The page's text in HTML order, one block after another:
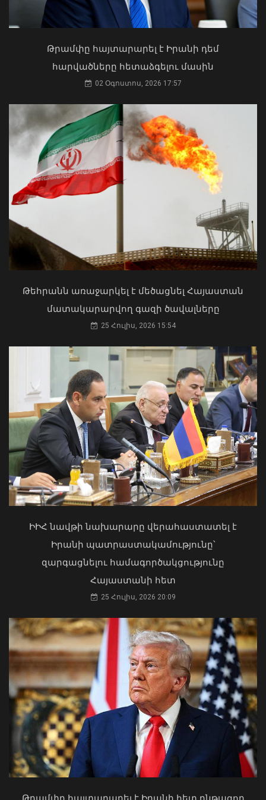
Ռուստամ Բաքոյանը հանդիպել է ՀՀ-
ում Իրաքի գործերի ժամանակավոր
հավատարմատարի հետ
Ծովինար Թադևոսյանը պարգևատրել
է ծառայողական
պարտականությունները
բարեխղճորեն կատարած
ծառայողներին
06 Օգոստոս, 2026 20:17
Երևանում անցկացվեց
հաշմանդամություն ունեցող անձանց
միջազգային մարզական փառատոնը
06 Օգոստոս, 2026 20:00
Ի՞նչ ուղերձ էր ոտքի չկանգնելը.
Աղաջանյանը` ընդդիմությանը
ՀՀ երկաթուղին ազգային
ռազմավարական սեփականություն է
և պետք է կառավարվի ՀՀ
Բաբաջանյան
31 Հուլիս, 2026 12:08
Մկրտության արարողությունից հետո
Արտաշատում 14 մարդ թունավորման
02 Օգոստոս, 2026 15:06
Երևանի Կենտրոնում պետության
սեփականության իրավունքն է
վերականգնվել 51,9 քմ նկուղային
տարածքի և հողամասի նկատմամբ
31 Հուլիս, 2026 15:26
Թրամփը հայտարարել է Իրանի դեմ
հարվածները հետաձգելու մասին
02 Օգոստոս, 2026 17:57
Թեհրանն առաջարկել է մեծացնել Հայաստան
մատակարարվող գազի ծավալները
25 Հուլիս, 2026 15:54
ԻԻՀ նավթի նախարարը վերահաստատել է
Իրանի պատրաստակամությունը՝
զարգացնելու համագործակցությունը
Հայաստանի հետ
25 Հուլիս, 2026 20:09